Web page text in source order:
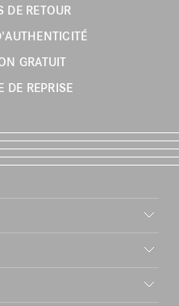
DE RETOUR
GRATUIT
DE REPRISE